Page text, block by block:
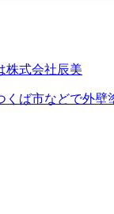
ば市などで外壁